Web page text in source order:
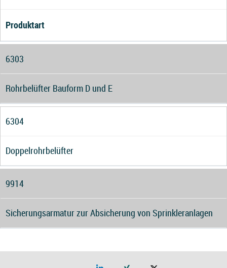
Produktart
6303
Rohrbelüfter Bauform D und E
6304
Doppelrohrbelüfter
9914
Sicherungsarmatur zur Absicherung von Sprinkleranlagen